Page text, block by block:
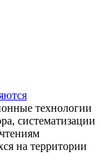
технологии
систематизации
на территории